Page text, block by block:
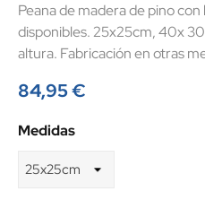
Peana de madera de pino con
disponibles. 25x25cm, 40x
altura. Fabricación en otras
84,95 €
Medidas